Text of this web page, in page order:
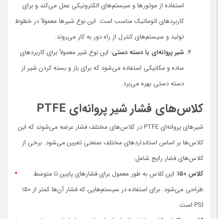
استفاده از موتورها و سیستم‌های الکترونیکی عمل می‌کند و برای
کاربردهای اتوماتیک مناسب است. این نوع شیرها معمولاً در خطوط
تولید و سیستم‌های کنترل از راه دور به کار می‌روند.
شیر پروانه‌ای با دسته دستی: این نوع شیر معمولاً برای کاربردهای
ساده و مکانیکی استفاده می‌شود که برای باز و بسته کردن شیر از
دسته دستی بهره می‌برد.
کلاس‌های فشار شیر پروانه‌ای PTFE
شیرهای پروانه‌ای PTFE در کلاس‌های مختلف فشار عرضه می‌شوند که این
کلاس‌ها بر اساس استانداردهای مختلف صنعتی تعیین می‌شود. برخی از
کلاس‌های فشار رایج شامل:
کلاس ۱۵۰
: این کلاس به طور معمول برای فشارهای پایین تا متوسط
طراحی می‌شود. برای استفاده در سیستم‌هایی که فشار آن‌ها کمتر از ۱۵۰
PSI است.